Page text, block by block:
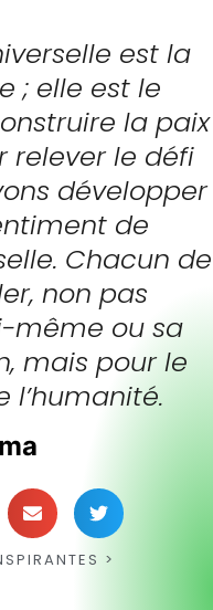
est la
; elle est le
la paix
relever le défi
développer
de
Chacun de
non pas
même ou sa
mais pour le
>